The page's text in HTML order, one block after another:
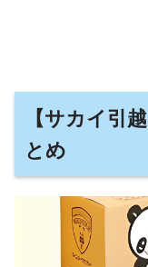
【サカイ引
とめ